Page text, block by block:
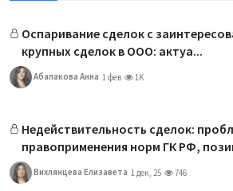
Оспаривание сделок с
крупных сделок в ООО: актуа...
Абалакова Анна 1 фев 1K
Недействительность сделок:
правоприменения норм ГК РФ,
Вихлянцева Елизавета 1 дек, 25 746